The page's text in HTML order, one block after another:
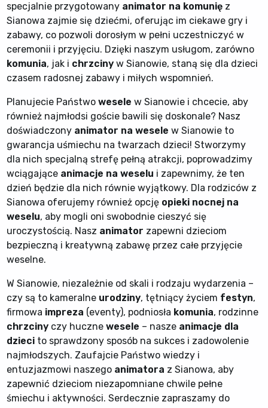
specjalnie przygotowany animator na komunię z
Sianowa zajmie się dziećmi, oferując im ciekawe gry i
zabawy, co pozwoli dorosłym w pełni uczestniczyć w
ceremonii i przyjęciu. Dzięki naszym usługom, zarówno
komunia, jak i chrzciny w Sianowie, staną się dla dzieci
czasem radosnej zabawy i miłych wspomnień.
Planujecie Państwowesele w Sianowie i chcecie, aby
również najmłodsi goście bawili się doskonale? Nasz
doświadczony animator na wesele w Sianowie to
gwarancja uśmiechu na twarzach dzieci! Stworzymy
dla nich specjalną strefę pełną atrakcji, poprowadzimy
wciągające animacje na weselu i zapewnimy, że ten
dzień będzie dla nich równie wyjątkowy. Dla rodziców z
Sianowa oferujemy również opcję opieki nocnej na
weselu, aby mogli oni swobodnie cieszyć się
uroczystością. Nasz animator zapewni dzieciom
bezpieczną i kreatywną zabawę przez całe przyjęcie
weselne.
W Sianowie, niezależnie od skali i rodzaju wydarzenia –
czy są to kameralne urodziny, tętniący życiem festyn,
firmowa impreza (eventy), podniosła komunia, rodzinne
chrzciny czy hucznewesele – nasze animacje dla
dzieci to sprawdzony sposób na sukces i zadowolenie
najmłodszych. Zaufajcie Państwo wiedzy i
entuzjazmowi naszego animatora z Sianowa, aby
zapewnić dzieciom niezapomniane chwile pełne
śmiechu i aktywności. Serdecznie zapraszamy do